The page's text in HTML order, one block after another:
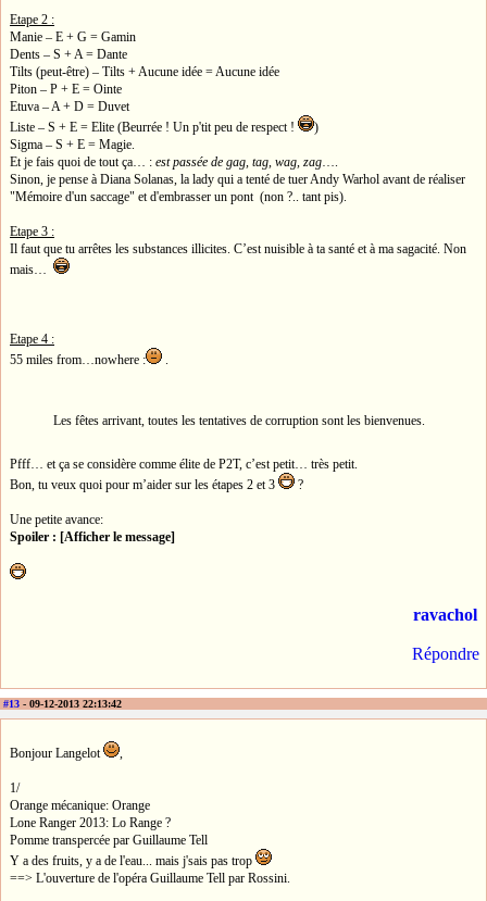
Etape 2 :
Manie – E + G = Gamin
Dents – S + A = Dante
Tilts (peut-être) – Tilts + Aucune idée = Aucune idée
Piton – P + E = Ointe
Etuva – A + D = Duvet
Liste – S + E = Elite (Beurrée ! Un p'tit peu de respect !
)
Sigma – S + E = Magie.
Et je fais quoi de tout ça… : est passée de gag, tag, wag, zag….
Sinon, je pense à Diana Solanas, la lady qui a tenté de tuer Andy Warhol avant de réaliser
"Mémoire d'un saccage" et d'embrasser un pont (non ?.. tant pis).
Etape 3 :
Il faut que tu arrêtes les substances illicites. C’est nuisible à ta santé et à ma sagacité. Non
mais…
Etape 4 :
55 miles from…nowhere :
.
Les fêtes arrivant, toutes les tentatives de corruption sont les bienvenues.
Pfff… et ça se considère comme élite de P2T, c’est petit… très petit.
Bon, tu veux quoi pour m’aider sur les étapes 2 et 3
?
Une petite avance:
Spoiler : [Afficher le message]
ravachol
Répondre
#13 - 09-12-2013 22:13:42
Bonjour Langelot ,
1/
Orange mécanique: Orange
Lone Ranger 2013: Lo Range ?
Pomme transpercée par Guillaume Tell
Y a des fruits, y a de l'eau... mais j'sais pas trop
==> L'ouverture de l'opéra Guillaume Tell par Rossini.